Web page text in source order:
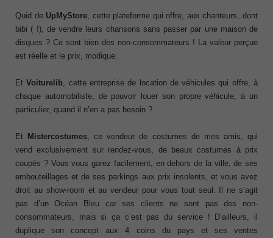
Quid de UpMyStore , cette plateforme qui offre, aux chanteurs, dont
bibi ( !), de vendre leurs chansons sans passer par une maison de
disques ? Ce sont bien des non-consommateurs ! La valeur perçue
est réelle et le prix, modique.
EtVoiturelib , cette entreprise de location de véhicules qui offre, à
chaque automobiliste, de pouvoir louer son propre véhicule, à un
particulier, quand il n’en a pas besoin ?
Et Mistercostumes , ce vendeur de costumes de mes amis, qui
vend exclusivement sur rendez-vous, de beaux costumes à prix
coupés ? Vous vous garez facilement, en dehors de la ville, de ses
embouteillages et de ses parkings aux prix insolents, et vous avez
droit au show-room et au vendeur pour vous tout seul. Il ne s’agit
pas d’un Océan Bleu car ses clients ne sont pas des non-
consommateurs, mais si ça c’est pas du service ! D’ailleurs, il
duplique son concept aux 4 coins du pays et ses ventes